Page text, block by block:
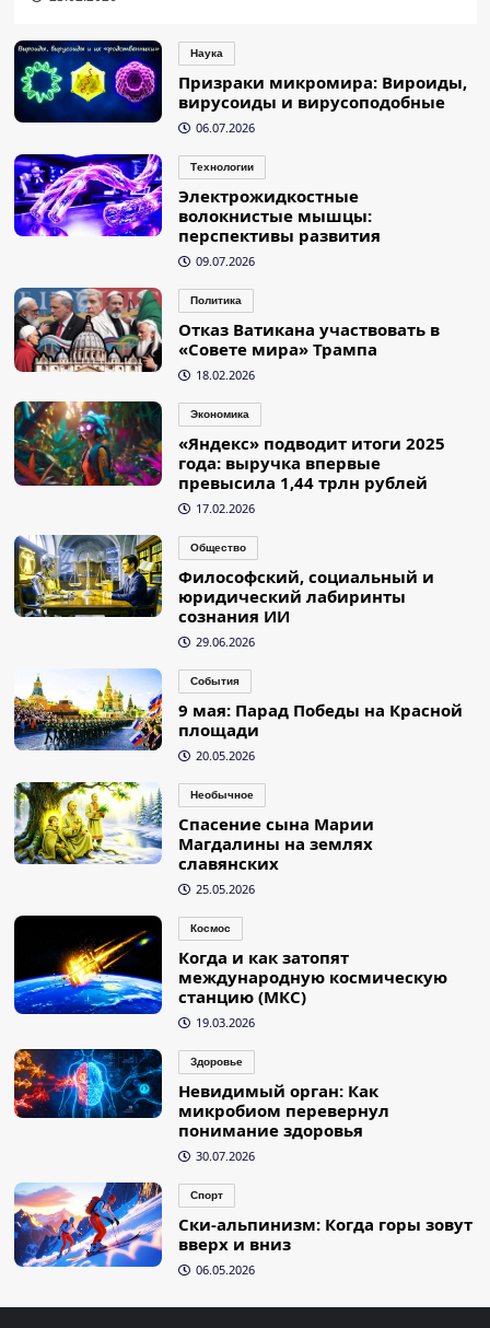
Наука
Призраки микромира: Вироиды,
вирусоиды и вирусоподобные
06.07.2026
Технологии
Электрожидкостные
волокнистые мышцы:
перспективы развития
09.07.2026
Политика
Отказ Ватикана участвовать в
«Совете мира» Трампа
18.02.2026
Экономика
«Яндекс» подводит итоги 2025
года: выручка впервые
превысила 1,44 трлн рублей
17.02.2026
Общество
Философский, социальный и
юридический лабиринты
сознания ИИ
29.06.2026
События
9 мая: Парад Победы на Красной
площади
20.05.2026
Необычное
Спасение сына Марии
Магдалины на землях
славянских
25.05.2026
Космос
Когда и как затопят
международную космическую
станцию (МКС)
19.03.2026
Здоровье
Невидимый орган: Как
микробиом перевернул
понимание здоровья
30.07.2026
Спорт
Ски-альпинизм: Когда горы зовут
вверх и вниз
06.05.2026